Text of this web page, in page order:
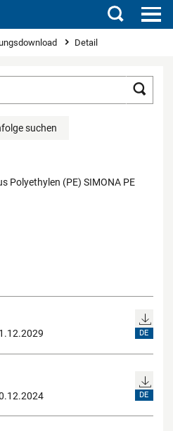
Suchen
Detail
suchen
Polyethylen (PE) SIMONA PE
DE
DE